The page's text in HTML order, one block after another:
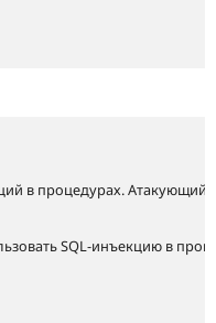
в процедурах. Атакующий
SQL-инъекцию в